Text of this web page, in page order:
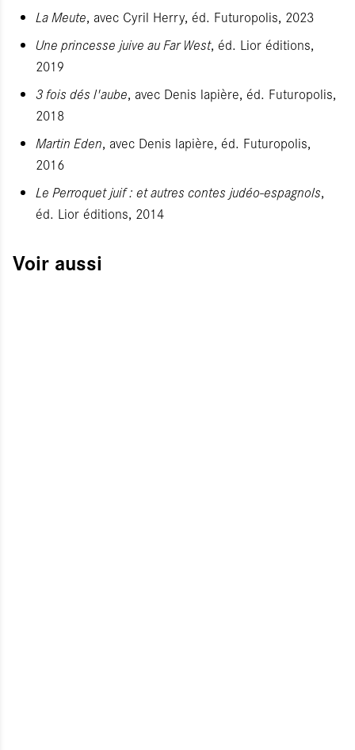
La Meute, avec Cyril Herry, éd. Futuropolis, 2023
Une princesse juive au Far West, éd. Lior éditions,
2019
3 fois dés l'aube, avec Denis lapière, éd. Futuropolis,
2018
Martin Eden, avec Denis lapière, éd. Futuropolis,
2016
Le Perroquet juif : et autres contes judéo-espagnols,
éd. Lior éditions, 2014
Voir aussi